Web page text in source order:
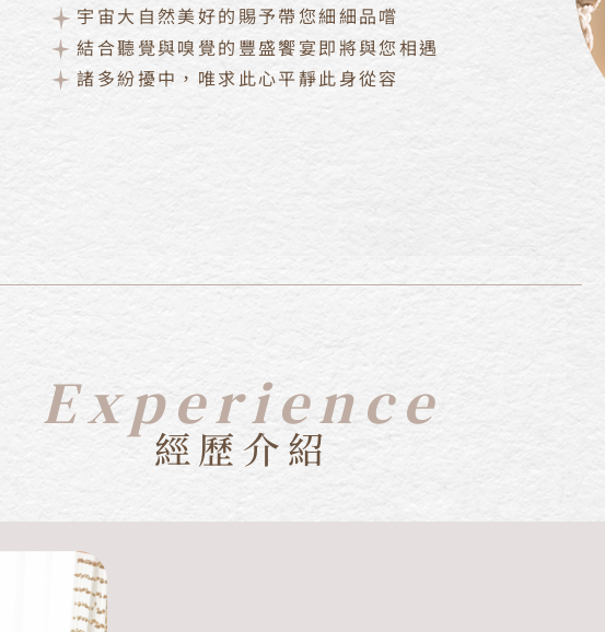
宇宙大自然美好的賜予帶您細細品嚐
結合聽覺與嗅覺的豐盛饗宴即將與您相遇
諸多紛擾中，唯求此心平靜此身從容
Experience
經歷介紹